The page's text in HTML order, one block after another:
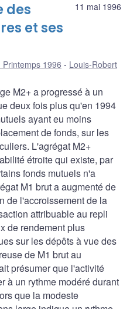
11 mai 1996
des
et ses
1996
Louis-Robert
M2+ a progressé à un
deux fois plus qu'en 1994
ayant eu moins
de fonds, sur les
L'agrégat M2+
étroite qui existe, par
fonds mutuels n'a
M1 brut a augmenté de
de l'accroissement de la
attribuable au repli
de rendement plus
sur les dépôts à vue des
de M1 brut au
présumer que l'activité
à un rythme modéré durant
que la modeste